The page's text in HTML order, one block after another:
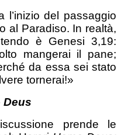
l’inizio del passaggio
al Paradiso. In realtà,
è Genesi 3,19:
mangerai il pane;
da essa sei stato
tornerai!»
Deus
prende le